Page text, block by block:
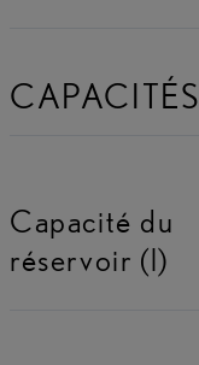
CAPACITÉS
Capacité du
réservoir (l)